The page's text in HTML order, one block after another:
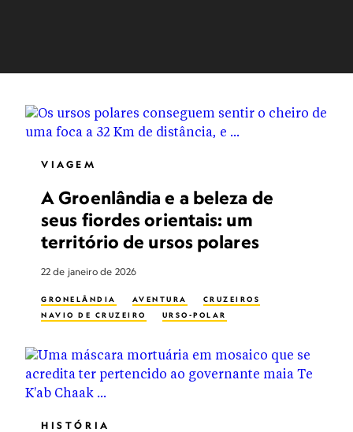
VIAGEM
A Groenlândia e a beleza de
seus fiordes orientais: um
território de ursos polares
22 de janeiro de 2026
GRONELÂNDIA AVENTURA
CRUZEIROS
NAVIO DE CRUZEIRO
URSO-POLAR
HISTÓRIA